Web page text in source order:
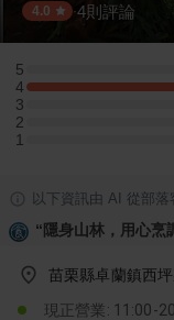
4.0 ·4則評論
5
5 星：0 則評論
4
4 星：1 則評論
3
3 星：0 則評論
2
2 星：0 則評論
1
1 星：0 則評論
以下資訊由 AI 從部
“隱身山林，用心烹
苗栗縣卓蘭鎮西
現正營業: 11:00-